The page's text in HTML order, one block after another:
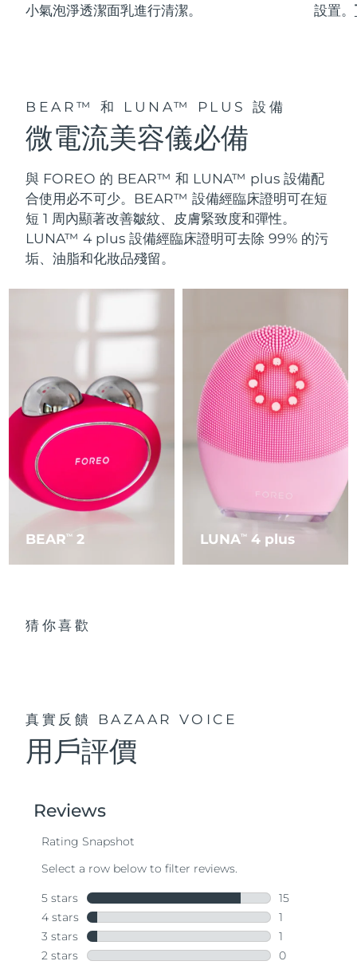
小氣泡淨透潔面乳進行清潔。
設置。
BEAR™ 和 LUNA™ PLUS 設備
微電流美容儀必備
與 FOREO 的 BEAR™ 和 LUNA™ plus 設備配
合使用必不可少。BEAR™ 設備經臨床證明可在短
短 1 周內顯著改善皺紋、皮膚緊致度和彈性。
LUNA™ 4 plus 設備經臨床證明可去除 99% 的污
垢、油脂和化妝品殘留。
BEARTM 2 LUNATM 4 plus
猜你喜歡
真實反饋 BAZAAR VOICE
用戶評價
美國 8/9/26